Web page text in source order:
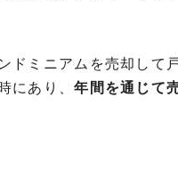
ドミニアムを売却して
にあり、年間を通じて